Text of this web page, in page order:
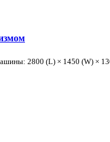
2800 (L) × 1450 (W) ×